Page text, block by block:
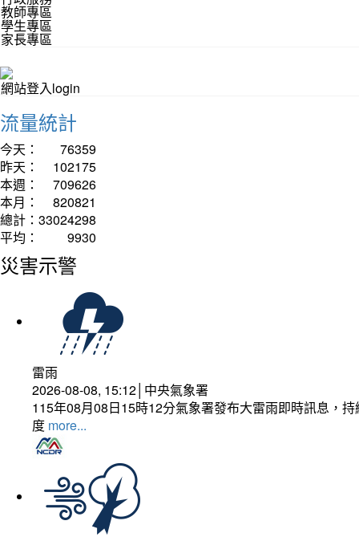
教師專區
學生專區
家長專區
網站登入login
流量統計
今天：
76359
昨天：
102175
本週：
709626
本月：
820821
總計： 33024298
平均：
9930
災害示警
雷雨
2026-08-08, 15:12│中央氣象署
115年08月08日15時12分氣象署發布大雷雨即時訊息，
度 more...